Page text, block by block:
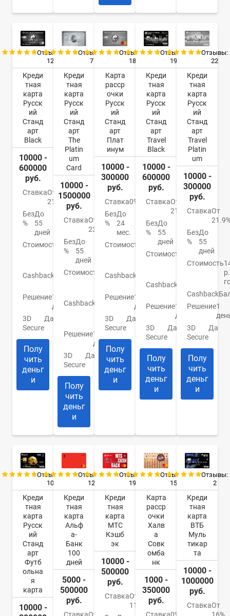
Отзывы:
12
Креди
тная
карта
Русск
ий
Станд
арт
Black
10000 -
600000
руб.
СтавкаОт
21.9%
Без
%
До
55
дней
Стоимость
4900
р./
Cashback
До
Решение1
день
3D
Secure
Да
Полу
чить
деньг
и
Отзывы:
7
Креди
тная
карта
Русск
ий
Станд
арт
The
Platin
um
Card
10000 -
1500000
руб.
СтавкаОт
23,9%
Без
%
До
55
дней
Стоимость
От 0
Cashback
балл
Решение1
день
3D
Secure
Да
Полу
чить
деньг
и
Отзывы:
18
Карта
расср
очки
Русск
ий
Станд
арт
Плат
инум
10000 -
300000
руб.
Ставка0%
Без
%
До
24
мес.
Стоимость
руб./
Cashback
25%
Решение1
день
3D
Secure
Да
Полу
чить
деньг
и
Отзывы:
19
Креди
тная
карта
Русск
ий
Станд
арт
Travel
Black
10000 -
600000
руб.
СтавкаОт
21.9%
Без
%
До
55
дней
Стоимость
5900
р./
Cashback
10%
Решение1
день
3D
Secure
Да
Полу
чить
деньг
и
Отзывы:
22
Креди
тная
карта
Русск
ий
Станд
арт
Travel
Platin
um
10000 -
300000
руб.
СтавкаОт
Без
%
До
55
дней
Стоимость
Cashback
Решение1
3D
Secure
Да
Полу
чить
деньг
и
Отзывы:
10
Креди
тная
карта
Русск
ий
Станд
арт
Футб
ольна
я
карта
10000 -
Отзывы:
12
Креди
тная
карта
Альф
а-
Банк
100
дней
5000 -
500000
руб.
Отзывы:
19
Креди
тная
карта
МТС
Кэшб
эк
10000 -
500000
руб.
СтавкаОт
11,9%
Отзывы:
15
Карта
расср
очки
Халв
а
Совк
омба
нк
1000 -
350000
руб.
Отзывы:
2
Креди
тная
карта
ВТБ
Муль
тикар
та
10000 -
1000000
руб.
СтавкаОт